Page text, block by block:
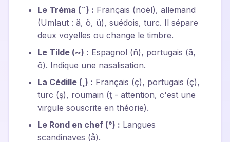
Le Tréma (¨) : Français (noël), allemand
(Umlaut : ä, ö, ü), suédois, turc. Il sépare
deux voyelles ou change le timbre.
Le Tilde (~) : Espagnol (ñ), portugais (ã,
õ). Indique une nasalisation.
La Cédille (¸) : Français (ç), portugais (ç),
turc (ş), roumain (ţ - attention, c'est une
virgule souscrite en théorie).
Le Rond en chef (°) : Langues
scandinaves (å).